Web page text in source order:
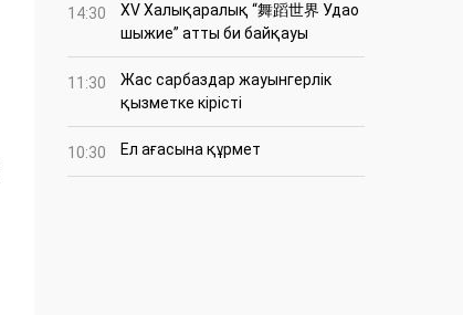
14:30
XV Халықаралық “舞蹈世界 Удао
шыжие” атты би байқауы
11:30
Жас сарбаздар жауынгерлік
қызметке кірісті
10:30 Ел ағасына құрмет